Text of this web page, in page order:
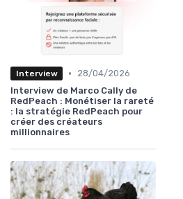
Interview •
28/04/2026
Interview de Marco Cally de
RedPeach : Monétiser la rareté
: la stratégie RedPeach pour
créer des créateurs
millionnaires